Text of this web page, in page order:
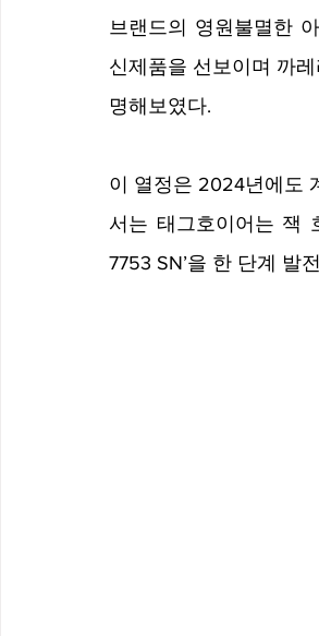
브랜드의 영원불멸한
신제품을 선보이며 까
명해보였다.
이 열정은 2024년에도
서는 태그호이어는 잭
7753 SN’을 한 단계 발